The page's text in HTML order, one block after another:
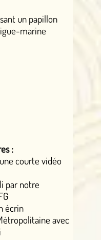
un papillon
marine
:
courte vidéo
par notre
écrin
avec